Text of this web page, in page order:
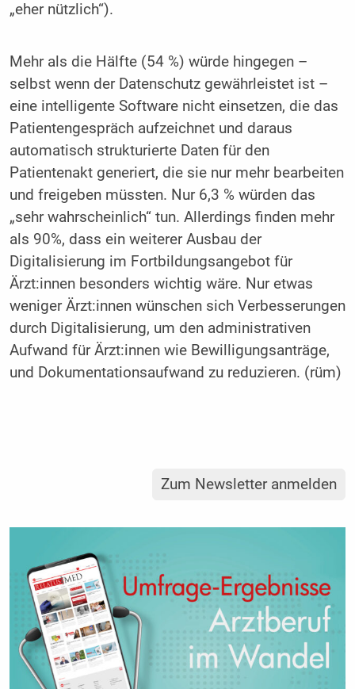
„eher nützlich“).
Mehr als die Hälfte (54 %) würde hingegen –
selbst wenn der Datenschutz gewährleistet ist –
eine intelligente Software nicht einsetzen, die das
Patientengespräch aufzeichnet und daraus
automatisch strukturierte Daten für den
Patientenakt generiert, die sie nur mehr bearbeiten
und freigeben müssten. Nur 6,3 % würden das
„sehr wahrscheinlich“ tun. Allerdings finden mehr
als 90%, dass ein weiterer Ausbau der
Digitalisierung im Fortbildungsangebot für
Ärzt:innen besonders wichtig wäre. Nur etwas
weniger Ärzt:innen wünschen sich Verbesserungen
durch Digitalisierung, um den administrativen
Aufwand für Ärzt:innen wie Bewilligungsanträge,
und Dokumentationsaufwand zu reduzieren. (rüm)
Zum Newsletter anmelden